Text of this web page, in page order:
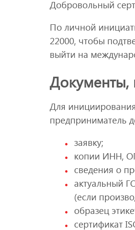
Добровольный
По личной
22000, чтобы
выйти на
Документы,
Для
предприниматель
заявку;
копии ИНН,
сведения о
актуальный
(если
образец
сертификат